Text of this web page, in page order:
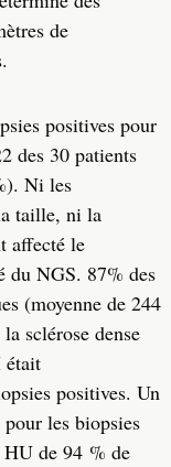
de
positives pour
des 30 patients
Ni les
taille, ni la
affecté le
du NGS. 87% des
(moyenne de 244
sclérose dense
était
positives. Un
les biopsies
de 94 % de